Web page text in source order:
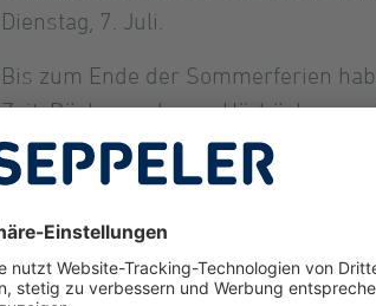
Dienstag, 7. Juli.
Bis zum Ende der Sommerferien
Zeit, Bücher zu lesen, Hörbüchern
oder Rätseltour zu gehen oder bei
zu sein und diese Aktivitäten per
Mitmachen können ganz ohne
Büchern beschäftigen, Kinder
Einzelleserin oder Einzelleser